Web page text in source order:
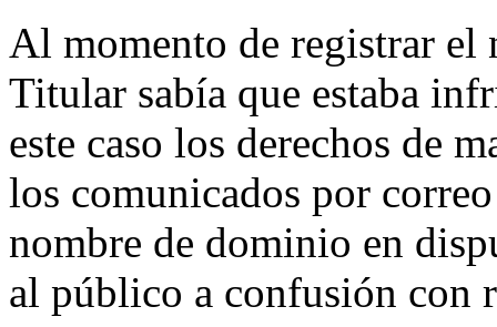
Al momento de registrar el
Titular sabía que estaba
este caso los derechos de
los comunicados por
nombre de dominio en
al público a confusión con